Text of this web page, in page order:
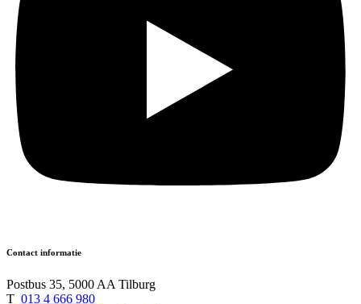
Contact informatie
Postbus 35, 5000 AA Tilburg
T 013 4 666 980